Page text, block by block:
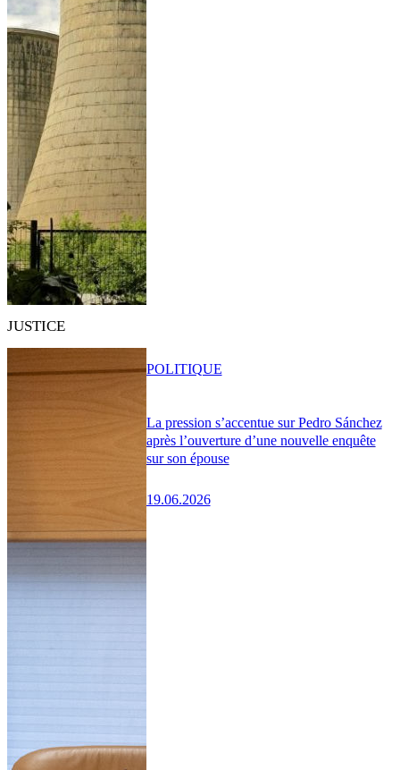
JUSTICE
La pression s’accentue sur Pedro Sánchez
après l’ouverture d’une nouvelle enquête
sur son épouse
19.06.2026
POLITIQUE